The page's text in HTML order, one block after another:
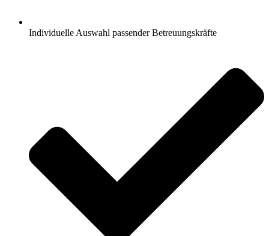
Individuelle Auswahl passender Betreuungskräfte